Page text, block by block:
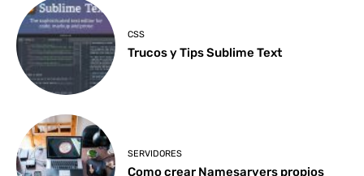
CSS
Trucos y Tips Sublime Text
SERVIDORES
Como crear Namesarvers propios